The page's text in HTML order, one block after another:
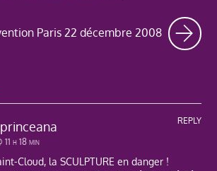
Paris 22 décembre 2008
h 18 min
Cloud, la SCULPTURE en danger !
REPLY